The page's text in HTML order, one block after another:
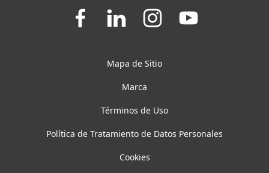
Establecer filtros
Join
Join
on
Join
on
Join
us
Mapa de Sitio
Marca
Términos de Uso
Política de Tratamiento de Datos Personales
Cookies